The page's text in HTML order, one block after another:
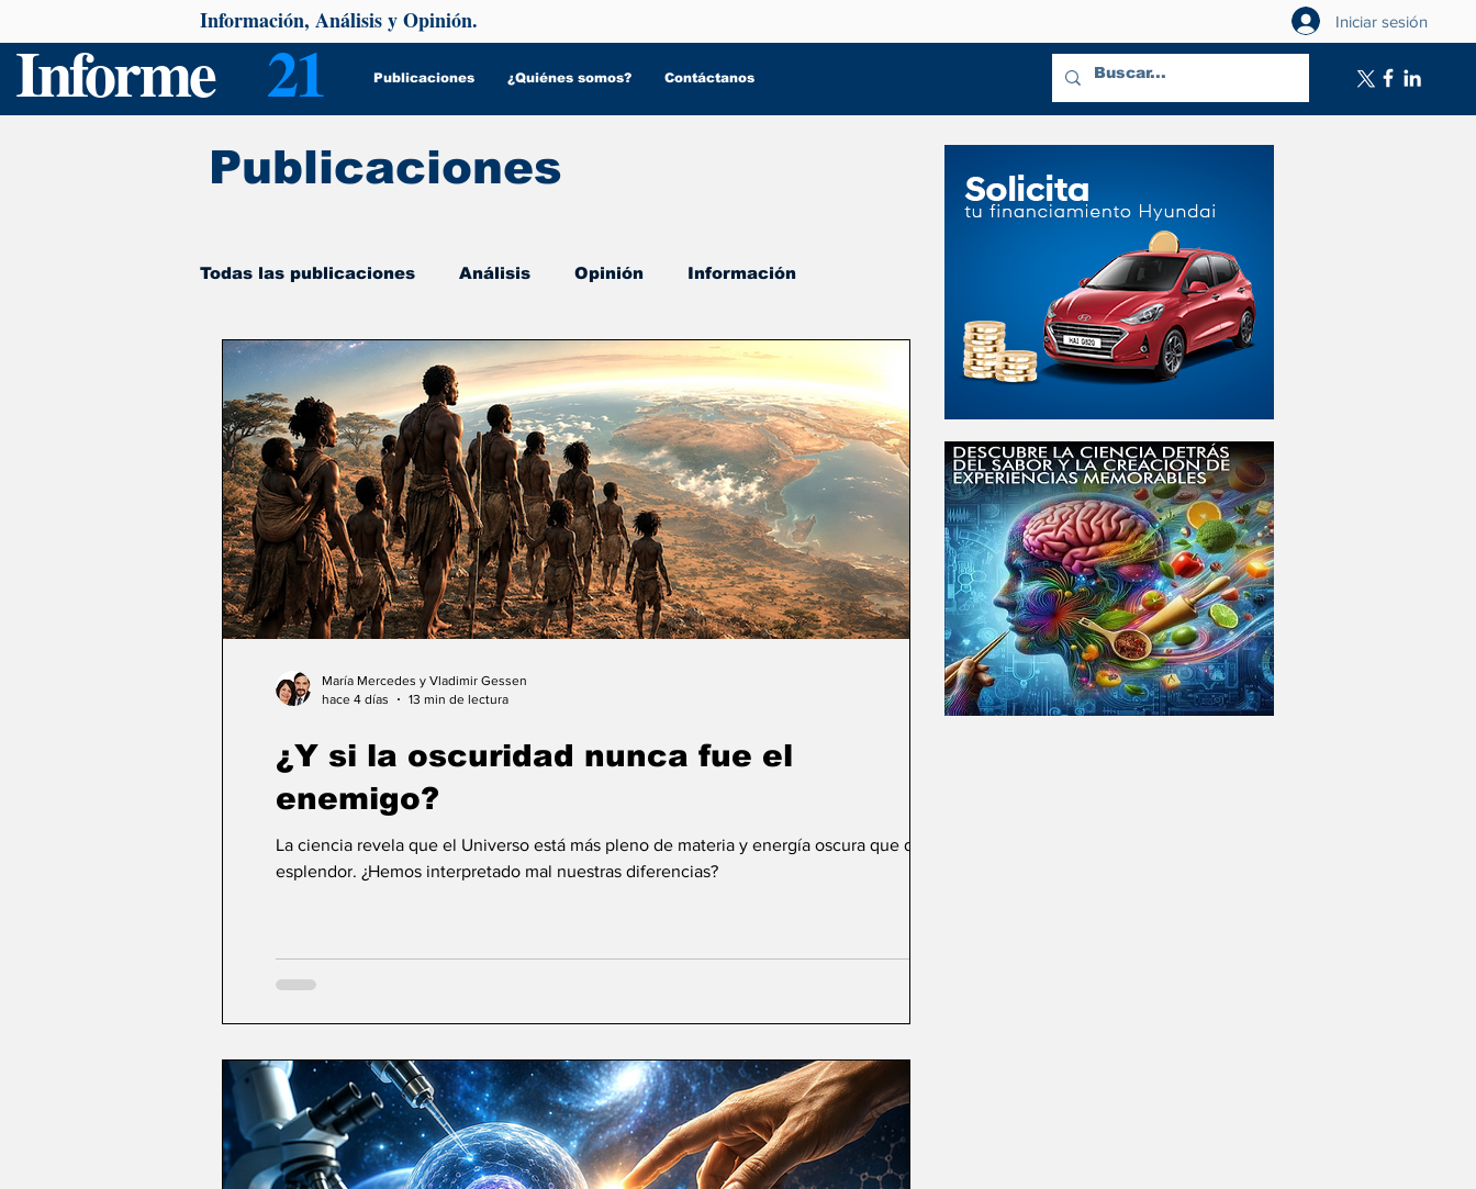
Informe 21 Publicaciones ¿Quiénes somos? Contáctanos
Información, Análisis y Opinión. Iniciar sesión
Todas las publicaciones Análisis Opinión Información
De interés Psicología y Salud
¿Y si la oscuridad nunca fue el
enemigo?
La ciencia revela que el Universo está más pleno de materia y energía oscura que de
esplendor. ¿Hemos interpretado mal nuestras diferencias?
María Mercedes y Vladimir Gessen
hace 4 días
13 min de lectura
Publicaciones